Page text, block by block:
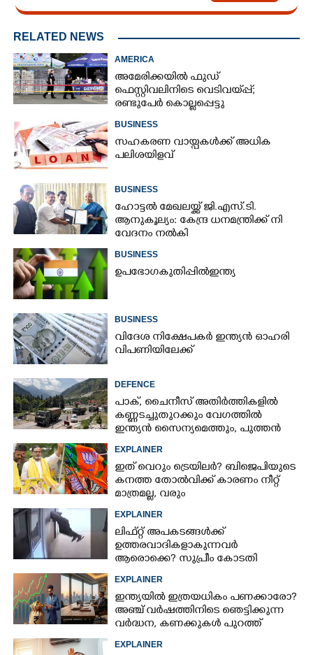
RELATED NEWS
AMERICA
അമേരിക്കയിൽ ഫുഡ്
ഫെസ്റ്റിവലിനിടെ വെടിവയ്‌പ്പ്;
രണ്ടുപേർ കൊല്ലപ്പെട്ടു
BUSINESS
സഹകരണ വായ്പകൾക്ക് അധിക
പലിശയിളവ്
BUSINESS
ഹോട്ടൽ മേഖലയ്ക്ക് ജി​.എസ്.ടി​.
ആനുകൂല്യം: കേന്ദ്ര ധനമന്ത്രി​ക്ക് നി​
വേദനം നൽകി​
BUSINESS
ഉ​പ​ഭോ​ഗ​ ​കു​തി​പ്പി​ൽ​ ​ഇ​ന്ത്യ​
BUSINESS
വിദേശ നിക്ഷേപകർ ഇന്ത്യൻ ഓഹരി
വിപണിയിലേക്ക്
DEFENCE
പാക്, ചൈനീസ് അതിർത്തികളിൽ
കണ്ണടച്ചുതുറക്കും വേഗത്തിൽ
ഇന്ത്യൻ സൈന്യമെത്തും, പുത്തൻ
EXPLAINER
ഇത് വെറും ട്രെയിലർ? ബിജെപിയുടെ
കനത്ത തോൽവിക്ക് കാരണം നീറ്റ്
മാത്രമല്ല, വരും
ബാധിച്ചേക്കാം
EXPLAINER
ലിഫ്റ്റ് അപകടങ്ങൾക്ക്
ഉത്തരവാദികളാകുന്നവർ
ആരൊക്കെ?​ സുപ്രീം കോടതി
EXPLAINER
ഇന്ത്യയിൽ ഇത്രയധികം പണക്കാരോ?​
അഞ്ച് വർഷത്തിനിടെ ഞെട്ടിക്കുന്ന
വർദ്ധന,​ കണക്കുകൾ പുറത്ത്
EXPLAINER